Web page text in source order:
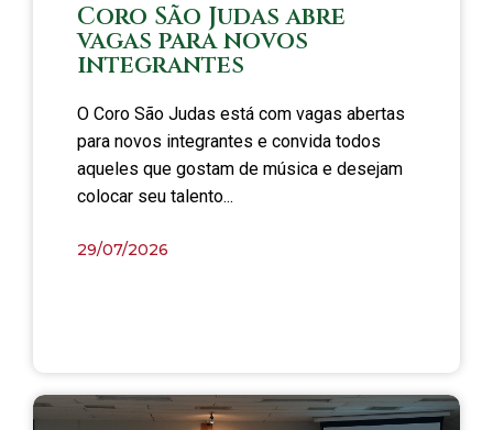
Coro São Judas abre
vagas para novos
integrantes
O Coro São Judas está com vagas abertas
para novos integrantes e convida todos
aqueles que gostam de música e desejam
colocar seu talento...
29/07/2026